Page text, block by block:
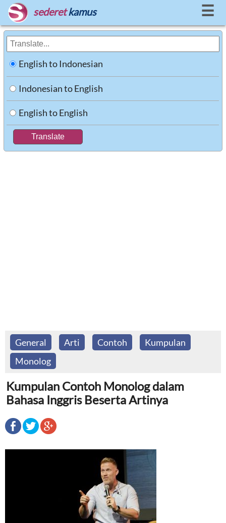
sederet kamus ☰
English to Indonesian
Indonesian to English
English to English
General Arti Contoh
Kumpulan
Monolog
Kumpulan Contoh Monolog dalam
Bahasa Inggris Beserta Artinya